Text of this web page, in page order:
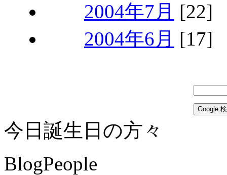
2004年7月 [22]
2004年6月 [17]
今日誕生日の方々
BlogPeople